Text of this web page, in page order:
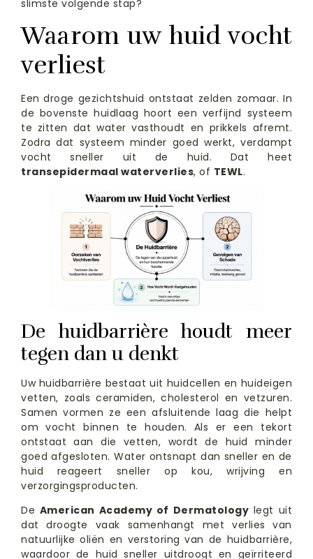
slimste volgende stap?
Waarom uw huid vocht
verliest
Een droge gezichtshuid ontstaat zelden zomaar. In
de bovenste huidlaag hoort een verfijnd systeem
te zitten dat water vasthoudt en prikkels afremt.
Zodra dat systeem minder goed werkt, verdampt
vocht sneller uit de huid. Dat heet
transepidermaal waterverlies, of TEWL.
De huidbarrière houdt meer
tegen dan u denkt
Uw huidbarrière bestaat uit huidcellen en huideigen
vetten, zoals ceramiden, cholesterol en vetzuren.
Samen vormen ze een afsluitende laag die helpt
om vocht binnen te houden. Als er een tekort
ontstaat aan die vetten, wordt de huid minder
goed afgesloten. Water ontsnapt dan sneller en de
huid reageert sneller op kou, wrijving en
verzorgingsproducten.
De American Academy of Dermatology legt uit
dat droogte vaak samenhangt met verlies van
natuurlijke oliën en verstoring van de huidbarrière,
waardoor de huid sneller uitdroogt en geïrriteerd